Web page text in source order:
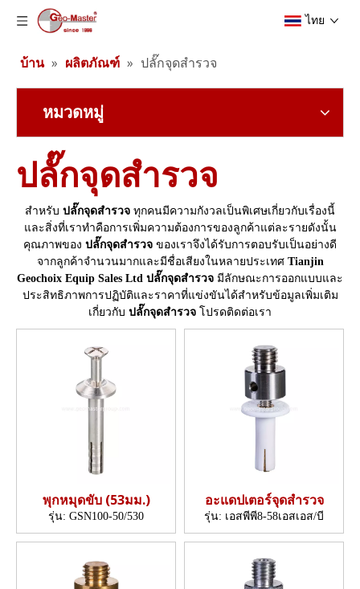
ไทย
บ้าน » ผลิตภัณฑ์ » ปลั๊กจุดสำรวจ
หมวดหมู่
ปลั๊กจุดสำรวจ
สำหรับ ปลั๊กจุดสำรวจ ทุกคนมีความกังวลเป็นพิเศษเกี่ยวกับเรื่องนี้
และสิ่งที่เราทำคือการเพิ่มความต้องการของลูกค้าแต่ละรายดังนั้น
คุณภาพของ ปลั๊กจุดสำรวจ ของเราจึงได้รับการตอบรับเป็นอย่างดี
จากลูกค้าจำนวนมากและมีชื่อเสียงในหลายประเทศ Tianjin
Geochoix Equip Sales Ltd ปลั๊กจุดสำรวจ มีลักษณะการออกแบบและ
ประสิทธิภาพการปฏิบัติและราคาที่แข่งขันได้สำหรับข้อมูลเพิ่มเติม
เกี่ยวกับ ปลั๊กจุดสำรวจ โปรดติดต่อเรา
พุกหมุดขับ (53มม.)
รุ่น: GSN100-50/530
อะแดปเตอร์จุดสำรวจ
รุ่น: เอสพีพี8-58เอสเอส/บี